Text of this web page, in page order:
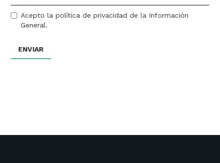
Acepto la política de privacidad de la Información
General.